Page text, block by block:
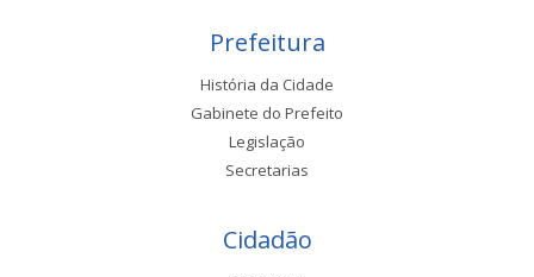
Prefeitura
História da Cidade
Gabinete do Prefeito
Legislação
Secretarias
Cidadão